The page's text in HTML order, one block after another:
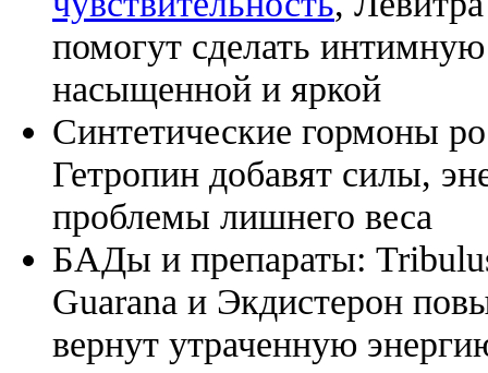
помогут сделать
насыщенной и яркой
Синтетические гормоны
Гетропин добавят силы,
проблемы лишнего веса
БАДы и препараты:
Guarana и Экдистерон
вернут утраченную